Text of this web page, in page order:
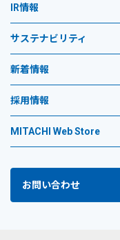
IR情報
サステナビリティ
新着情報
採用情報
MITACHI Web Store
お問い合わせ